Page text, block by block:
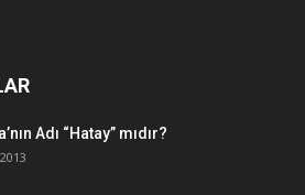
Adı “Hatay” mıdır?